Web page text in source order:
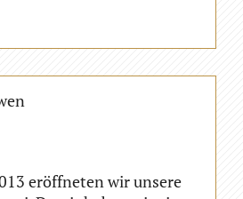
eröffneten wir unsere